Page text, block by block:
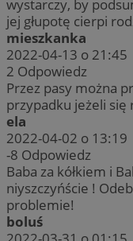
wystarczy, by
jej głupotę cierpi
mieszkanka
2022-04-13 o 21:45
2 Odpowiedz
Przez pasy można
przypadku jeżeli się
ela
2022-04-02 o 13:19
-8 Odpowiedz
Baba za kółkiem i
niyszczyńście !
problemie!
boluś